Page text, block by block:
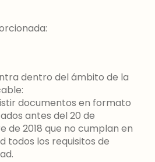
dentro del ámbito de la
documentos en formato
antes del 20 de
de 2018 que no cumplan en
todos los requisitos de